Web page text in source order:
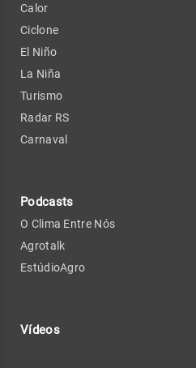
Calor
Ciclone
El Niño
La Niña
Turismo
Radar RS
Carnaval
Podcasts
O Clima Entre Nós
Agrotalk
EstúdioAgro
Vídeos